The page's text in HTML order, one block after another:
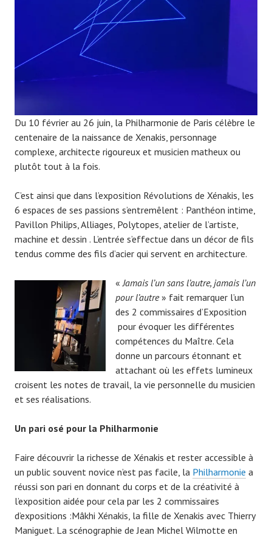
9
Du 10 février au 26 juin, la Philharmonie de Paris célèbre le
centenaire de la naissance de Xenakis, personnage
complexe, architecte rigoureux et musicien matheux ou
plutôt tout à la fois.
C’est ainsi que dans l’exposition Révolutions de Xénakis, les
6 espaces de ses passions s’entremêlent : Panthéon intime,
Pavillon Philips, Alliages, Polytopes, atelier de l’artiste,
machine et dessin . L’entrée s’effectue dans un décor de fils
tendus comme des fils d’acier qui servent en architecture.
« Jamais l’un sans l’autre, jamais l’un
pour l’autre» fait remarquer l’un
des 2 commissaires d’Exposition
pour évoquer les différentes
compétences du Maître. Cela
donne un parcours étonnant et
attachant où les effets lumineux
croisent les notes de travail, la vie personnelle du musicien
et ses réalisations.
Un pari osé pour la Philharmonie
Faire découvrir la richesse de Xénakis et rester accessible à
un public souvent novice n’est pas facile, la Philharmonie a
réussi son pari en donnant du corps et de la créativité à
l’exposition aidée pour cela par les 2 commissaires
d’expositions :Mâkhi Xénakis, la fille de Xenakis avec Thierry
Maniguet. La scénographie de Jean Michel Wilmotte en